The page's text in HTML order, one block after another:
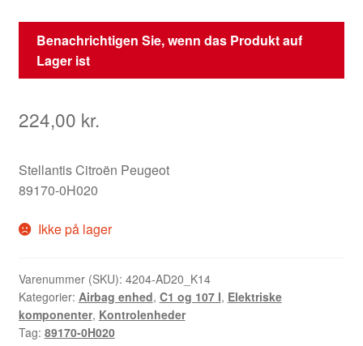
Benachrichtigen Sie, wenn das Produkt auf
Lager ist
224,00 kr.
Stellantis Citroën Peugeot
89170-0H020
Ikke på lager
Varenummer (SKU): 4204-AD20_K14
Kategorier: Airbag enhed, C1 og 107 I, Elektriske
komponenter, Kontrolenheder
Tag: 89170-0H020